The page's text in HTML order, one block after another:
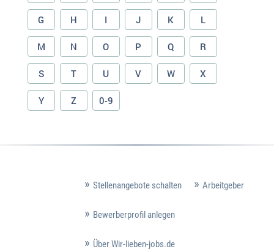
G H I J K L
M N O P Q R
S T U V W X
Y Z 0-9
Stellenangebote schalten Arbeitgeber
Bewerberprofil anlegen
Über Wir-lieben-jobs.de